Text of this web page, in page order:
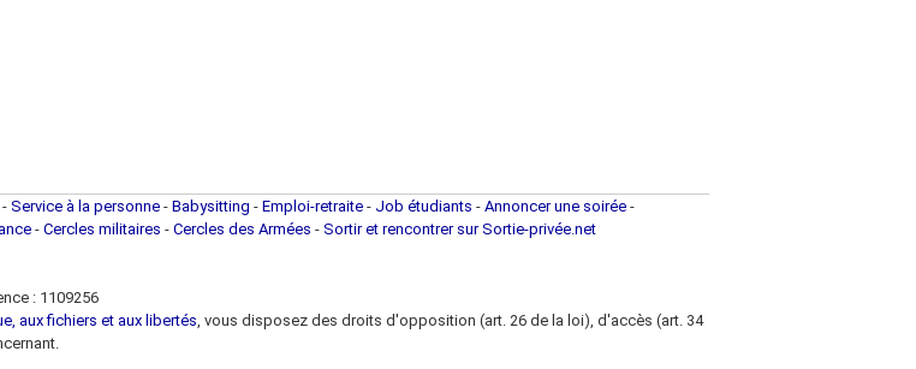
- Service à la personne - Babysitting - Emploi-retraite - Job étudiants - Annoncer une soirée -
- Cercles militaires - Cercles des Armées - Sortir et rencontrer sur Sortie-privée.net
: 1109256
aux fichiers et aux libertés, vous disposez des droits d'opposition (art. 26 de la loi), d'accès (art. 34